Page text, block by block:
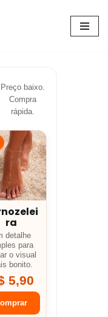
Preço baixo.
Compra
rápida.
ra
detalhe
para
o visual
bonito.
5,90